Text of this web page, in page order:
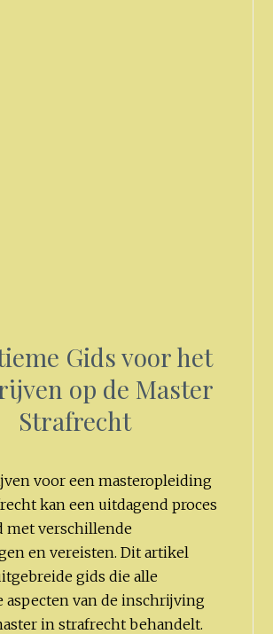
Gids voor het
op de Master
Strafrecht
voor een masteropleiding
kan een uitdagend proces
met verschillende
en vereisten. Dit artikel
gids die alle
aspecten van de inschrijving
in strafrecht behandelt.